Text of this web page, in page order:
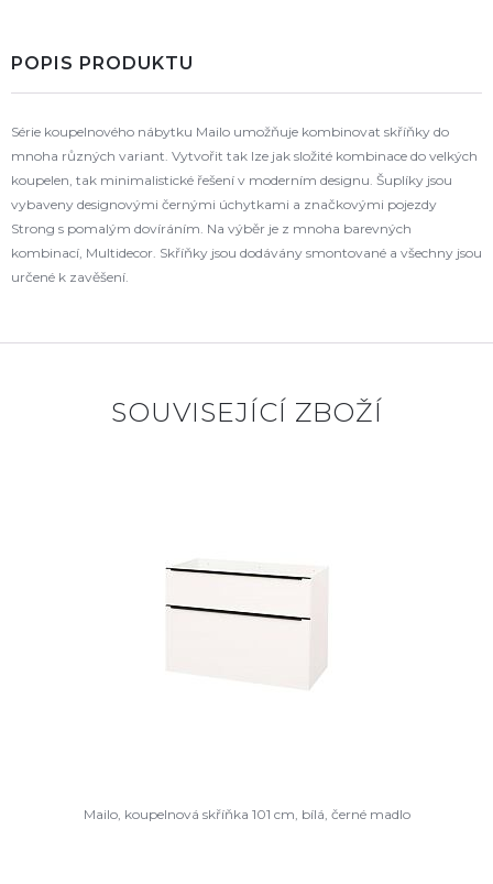
POPIS PRODUKTU
Série koupelnového nábytku Mailo umožňuje kombinovat skříňky do
mnoha různých variant. Vytvořit tak lze jak složité kombinace do velkých
koupelen, tak minimalistické řešení v moderním designu. Šuplíky jsou
vybaveny designovými černými úchytkami a značkovými pojezdy
Strong s pomalým dovíráním. Na výběr je z mnoha barevných
kombinací, Multidecor. Skříňky jsou dodávány smontované a všechny jsou
určené k zavěšení.
SOUVISEJÍCÍ ZBOŽÍ
Mailo, koupelnová skříňka 101 cm, bílá, černé madlo